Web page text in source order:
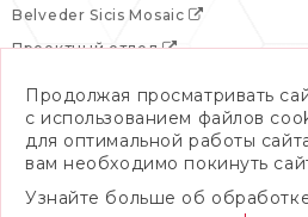
Belveder Sicis Mosaic
Проектный отдел
Продолжая просматривать
с использованием файлов
для оптимальной работы
вам необходимо покинуть
Узнайте больше об